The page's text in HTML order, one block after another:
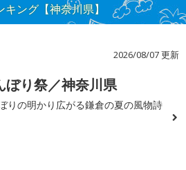
ング【神奈川県】
2026/08/07 更新
ぼり祭／神奈川県
りの明かり広がる鎌倉の夏の風物詩